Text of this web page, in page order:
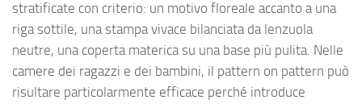
stratificate con criterio: un motivo floreale accanto a una
riga sottile, una stampa vivace bilanciata da lenzuola
neutre, una coperta materica su una base più pulita. Nelle
camere dei ragazzi e dei bambini, il pattern on pattern può
risultare particolarmente efficace perché introduce